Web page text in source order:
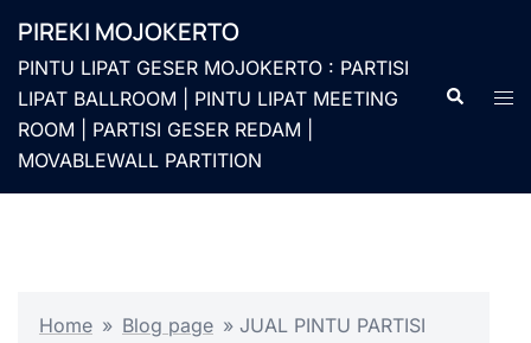
kePIREKI MOJOKERTO
PINTU LIPAT GESER MOJOKERTO : PARTISI
LIPAT BALLROOM | PINTU LIPAT MEETING
ROOM | PARTISI GESER REDAM |
MOVABLEWALL PARTITION
Cari
Home » Blog page » JUAL PINTU PARTISI